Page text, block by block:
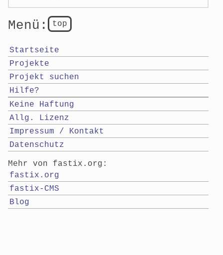
top
Menü:
Startseite
Projekte
Projekt suchen
Hilfe?
Keine Haftung
Allg. Lizenz
Impressum / Kontakt
Datenschutz
Mehr von fastix.org:
fastix.org
fastix-CMS
Blog